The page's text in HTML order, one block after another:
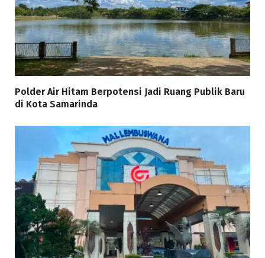
Polder Air Hitam Berpotensi Jadi Ruang Publik Baru
di Kota Samarinda